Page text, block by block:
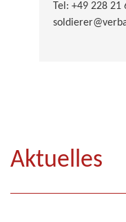
Tel: +49 228 21
Aktuelles